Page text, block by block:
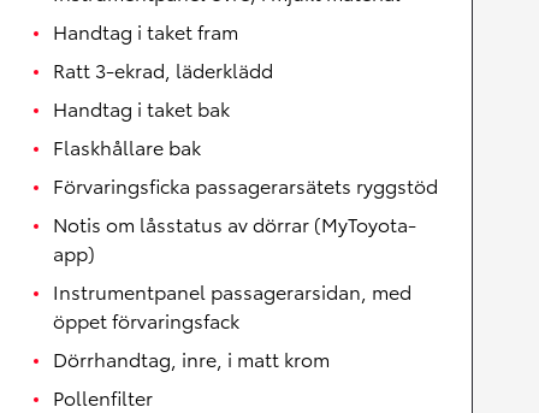
Handtag i taket fram
Ratt 3-ekrad, läderklädd
Handtag i taket bak
Flaskhållare bak
Förvaringsficka passagerarsätets ryggstöd
Notis om låsstatus av dörrar (MyToyota-
app)
Instrumentpanel passagerarsidan, med
öppet förvaringsfack
Dörrhandtag, inre, i matt krom
Pollenfilter